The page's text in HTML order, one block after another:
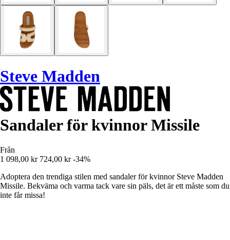
Steve Madden
Sandaler för kvinnor Missile
Från
1 098,00 kr 724,00 kr -34%
Adoptera den trendiga stilen med sandaler för kvinnor Steve Madden
Missile. Bekväma och varma tack vare sin päls, det är ett måste som du
inte får missa!